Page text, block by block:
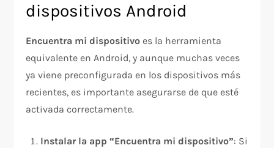
dispositivos Android
Encuentra mi dispositivo es la herramienta
equivalente en Android, y aunque muchas veces
ya viene preconfigurada en los dispositivos más
recientes, es importante asegurarse de que esté
activada correctamente.
Instalar la app “Encuentra mi dispositivo”: Si